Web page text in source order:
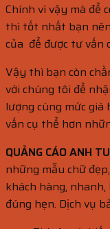
Chính vì vậy mà để
thì tốt nhất bạn
của để được tư vấn
Vậy thì bạn còn
với chúng tôi để
lượng cùng mức
vấn cụ thể hơn
QUẢNG CÁO ANH
những mẫu chữ
khách hàng,
đúng hẹn. Dịch vụ